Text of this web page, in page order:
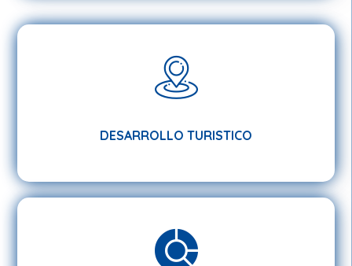
DESARROLLO TURISTICO
DESARROLLO TURISTICO
COACTIVAS